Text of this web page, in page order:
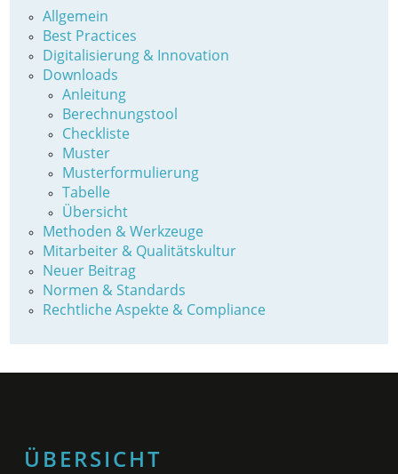
Allgemein
Best Practices
Digitalisierung & Innovation
Downloads
Anleitung
Berechnungstool
Checkliste
Muster
Musterformulierung
Tabelle
Übersicht
Methoden & Werkzeuge
Mitarbeiter & Qualitätskultur
Neuer Beitrag
Normen & Standards
Rechtliche Aspekte & Compliance
ÜBERSICHT